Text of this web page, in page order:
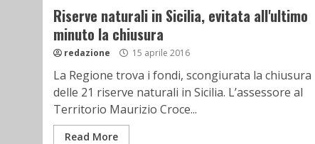
Riserve naturali in Sicilia, evitata all'ultimo
minuto la chiusura
redazione 15 aprile 2016
La Regione trova i fondi, scongiurata la chiusura
delle 21 riserve naturali in Sicilia. L’assessore al
Territorio Maurizio Croce...
Read More